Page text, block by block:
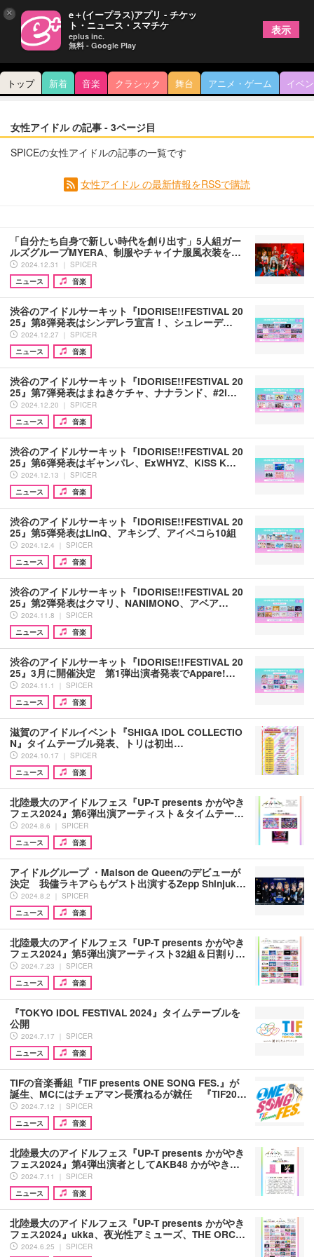
トップ 新着 音楽 クラシック 舞台 アニメ・ゲーム イベ
女性アイドル の記事 - 3ページ目
SPICEの女性アイドルの記事の一覧です
女性アイドル の最新情報をRSSで購読
「自分たち自身で新しい時代を創り出す」5人組ガー
ルズグループMYERA、制服やチャイナ服風衣装を…
2024.12.31 ｜ SPICER
ニュース
音楽
渋谷のアイドルサーキット『IDORISE!!FESTIVAL 20
25』第8弾発表はシンデレラ宣言！、シュレーデ…
2024.12.27 ｜ SPICER
ニュース
音楽
渋谷のアイドルサーキット『IDORISE!!FESTIVAL 20
25』第7弾発表はまねきケチャ、ナナランド、#2i…
2024.12.20 ｜ SPICER
ニュース
音楽
渋谷のアイドルサーキット『IDORISE!!FESTIVAL 20
25』第6弾発表はギャンパレ、ExWHYZ、KiSS K…
2024.12.13 ｜ SPICER
ニュース
音楽
渋谷のアイドルサーキット『IDORISE!!FESTIVAL 20
25』第5弾発表はLinQ、アキシブ、アイペコら10組
2024.12.4 ｜ SPICER
ニュース
音楽
渋谷のアイドルサーキット『IDORISE!!FESTIVAL 20
25』第2弾発表はクマリ、NANIMONO、アベア…
2024.11.8 ｜ SPICER
ニュース
音楽
渋谷のアイドルサーキット『IDORISE!!FESTIVAL 20
25』3月に開催決定 第1弾出演者発表でAppare!…
2024.11.1 ｜ SPICER
ニュース
音楽
滋賀のアイドルイベント『SHIGA IDOL COLLECTIO
N』タイムテーブル発表、トリは初出…
2024.10.17 ｜ SPICER
ニュース
音楽
北陸最大のアイドルフェス『UP-T presents かがやき
フェス2024』第6弾出演アーティスト＆タイムテー…
2024.8.6 ｜ SPICER
ニュース
音楽
アイドルグループ ・Maison de Queenのデビューが
決定 我儘ラキアらもゲスト出演するZepp Shinjuk…
2024.8.2 ｜ SPICER
ニュース
音楽
北陸最大のアイドルフェス『UP-T presents かがやき
フェス2024』第5弾出演アーティスト32組＆日割り…
2024.7.23 ｜ SPICER
ニュース
音楽
『TOKYO IDOL FESTIVAL 2024』タイムテーブルを
公開
2024.7.17 ｜ SPICER
ニュース
音楽
TIFの音楽番組『TIF presents ONE SONG FES.』が
誕生、MCにはチェアマン長濱ねるが就任 『TIF20…
2024.7.12 ｜ SPICER
ニュース
音楽
北陸最大のアイドルフェス『UP-T presents かがやき
フェス2024』第4弾出演者としてAKB48 かがやき…
2024.7.11 ｜ SPICER
ニュース
音楽
北陸最大のアイドルフェス『UP-T presents かがやき
フェス2024』ukka、夜光性アミューズ、THE ORC…
2024.6.25 ｜ SPICER
× e＋(イープラス)アプリ - チケッ
ト・ニュース・スマチケ
eplus inc.
無料 - Google Play
表示